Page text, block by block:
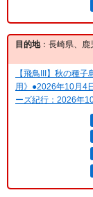
目的地：長崎県、鹿
【飛鳥III】秋の種
用》●2026年10月4
ーズ紀行：2026年10